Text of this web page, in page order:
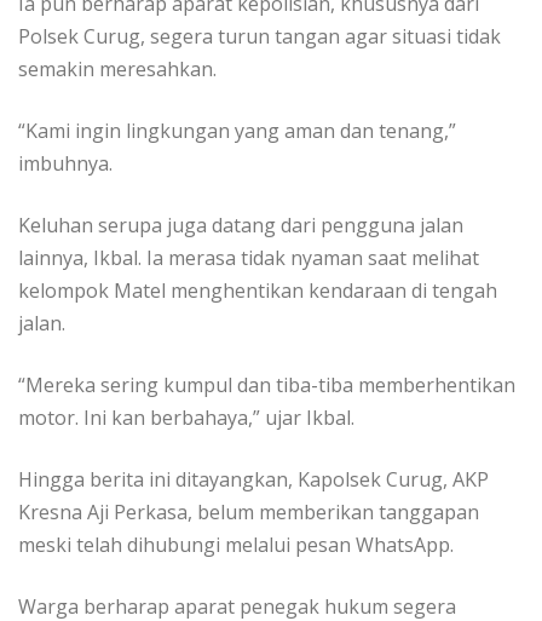
Polsek Curug, segera turun tangan agar situasi tidak
semakin meresahkan.
“Kami ingin lingkungan yang aman dan tenang,”
imbuhnya.
Keluhan serupa juga datang dari pengguna jalan
lainnya, Ikbal. Ia merasa tidak nyaman saat melihat
kelompok Matel menghentikan kendaraan di tengah
jalan.
“Mereka sering kumpul dan tiba-tiba memberhentikan
motor. Ini kan berbahaya,” ujar Ikbal.
Hingga berita ini ditayangkan, Kapolsek Curug, AKP
Kresna Aji Perkasa, belum memberikan tanggapan
meski telah dihubungi melalui pesan WhatsApp.
Warga berharap aparat penegak hukum segera